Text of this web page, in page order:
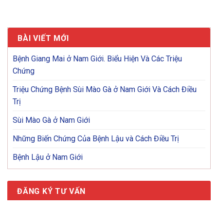
BÀI VIẾT MỚI
Bệnh Giang Mai ở Nam Giới. Biểu Hiện Và Các Triệu
Chứng
Triệu Chứng Bệnh Sùi Mào Gà ở Nam Giới Và Cách Điều
Trị
Sùi Mào Gà ở Nam Giới
Những Biến Chứng Của Bệnh Lậu và Cách Điều Trị
Bệnh Lậu ở Nam Giới
ĐĂNG KÝ TƯ VẤN